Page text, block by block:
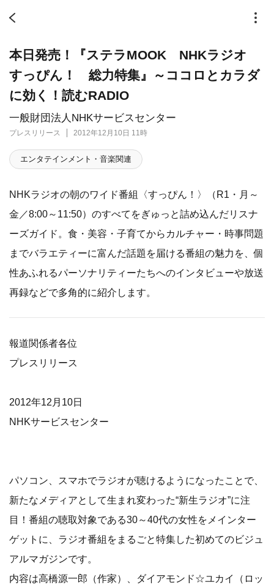
一般財団法人NHKサービスセンター
プレスリリース 2012年12月10日 11時
本日発売！『ステラMOOK NHKラジオ
すっぴん！ 総力特集』～ココロとカラダ
に効く！読むRADIO
エンタテインメント・音楽関連
NHKラジオの朝のワイド番組〈すっぴん！〉（R1・月～
金／8:00～11:50）のすべてをぎゅっと詰め込んだリスナ
ーズガイド。食・美容・子育てからカルチャー・時事問題
までバラエティーに富んだ話題を届ける番組の魅力を、個
性あふれるパーソナリティーたちへのインタビューや放送
再録などで多角的に紹介します。
報道関係者各位
プレスリリース
2012年12月10日
NHKサービスセンター
パソコン、スマホでラジオが聴けるようになったことで、
新たなメディアとして生まれ変わった“新生ラジオ”に注
目！番組の聴取対象である30～40代の女性をメインター
ゲットに、ラジオ番組をまるごと特集した初めてのビジュ
アルマガジンです。
内容は高橋源一郎（作家）、ダイアモンド☆ユカイ（ロッ